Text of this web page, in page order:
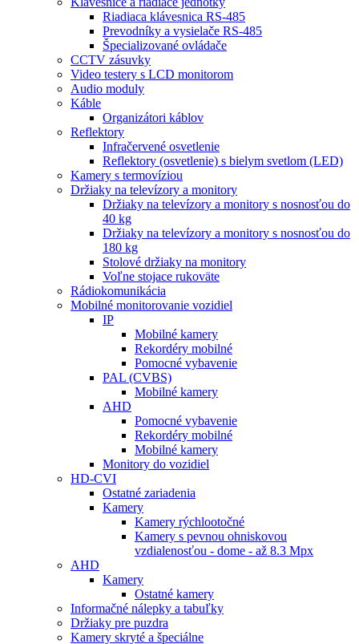
Riadiaca klávesnica RS-485
Prevodníky a vysielače RS-485
Špecializované ovládače
CCTV zásuvky
Video testery s LCD monitorom
Audio moduly
Káble
Organizátori káblov
Reflektory
Infračervené osvetlenie
Reflektory (osvetlenie) s bielym svetlom (LED)
Kamery s termovíziou
Držiaky na televízory a monitory
Držiaky na televízory a monitory s nosnosťou do
40 kg
Držiaky na televízory a monitory s nosnosťou do
180 kg
Stolové držiaky na monitory
Voľne stojace rukoväte
Rádiokomunikácia
Mobilné monitorovanie vozidiel
IP
Mobilné kamery
Rekordéry mobilné
Pomocné vybavenie
PAL (CVBS)
Mobilné kamery
AHD
Pomocné vybavenie
Rekordéry mobilné
Mobilné kamery
Monitory do vozidiel
HD-CVI
Ostatné zariadenia
Kamery
Kamery rýchlootočné
Kamery s pevnou ohniskovou
vzdialenosťou - dome - až 8.3 Mpx
AHD
Kamery
Ostatné kamery
Informačné nálepky a tabuľky
Držiaky pre puzdra
Kamery skryté a špeciálne